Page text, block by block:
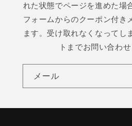
れた状態でページを進めた場
フォームからのクーポン付き
ます。受け取れなくなってし
トまでお問い合わせ
メール